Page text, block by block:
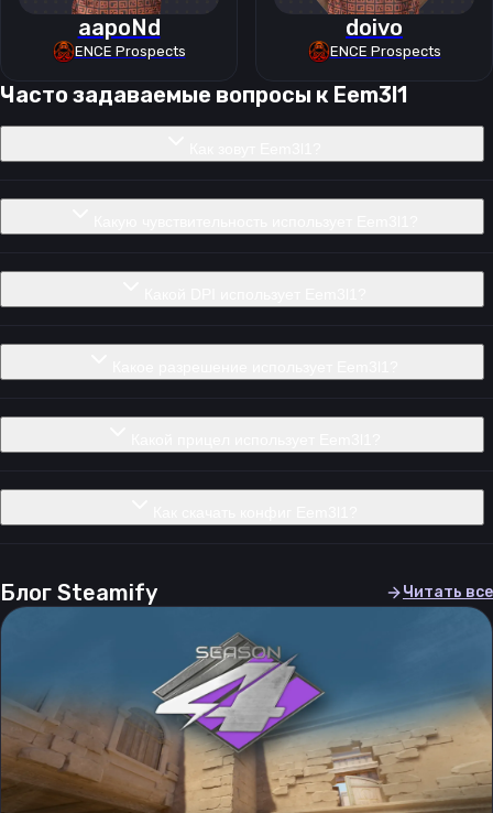
aapoNd
ENCE Prospects
doivo
ENCE Prospects
Часто задаваемые вопросы к Eem3l1
Блог Steamify Читать все